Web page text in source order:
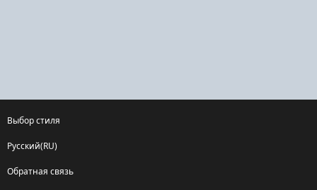
Выбор стиля
Русский(RU)
Обратная связь